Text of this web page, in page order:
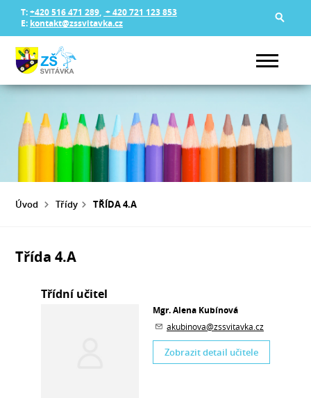
T:+420 516 471 289, + 420 721 123 853
E: kontakt@zssvitavka.cz
Úvod Třídy TŘÍDA 4.A
Třída 4.A
Třídní učitel
Mgr. Alena Kubínová
akubinova@zssvitavka.cz
Zobrazit detail učitele